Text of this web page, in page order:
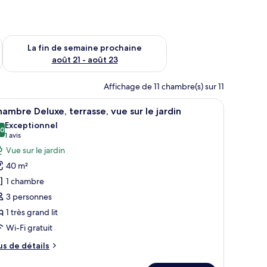
août 14 - août 16
La fin de semaine prochaine
août 21 - août 23
Vérifier la disponibilité pour la fin de semaine prochaine août
Affichage de 11 chambre(s) sur 11
d’un lit, d’un canapé, d’une télévision et d’un balcon avec vue.
:
Une chambre d’hôtel moderne dotée d’un
9 Deluxe, terrasse, vue sur le jardin
sur 10
Exceptionnel
1 avis
(1 avis)
Vue sur le jardin
40 m²
1 chambre
3 personnes
1 très grand lit
Wi-Fi gratuit
de détails